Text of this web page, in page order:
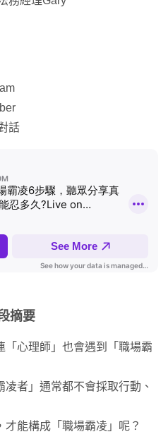
話
摘要
「心理師」也會遇到「職場霸
者」通常都不會採取行動、
才能構成「職場霸凌」呢？